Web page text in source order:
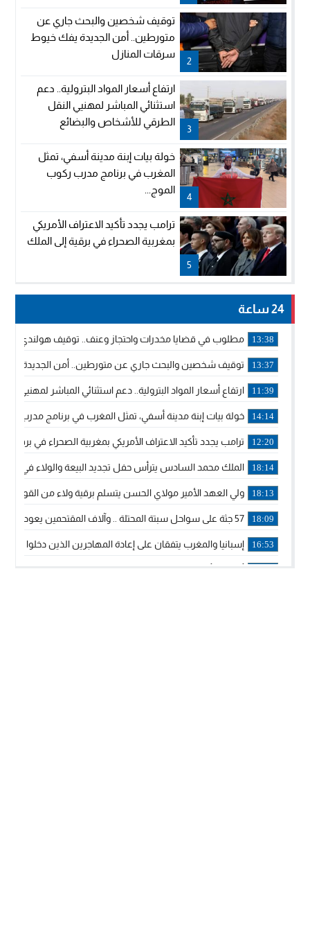
2
توقيف شخصين والبحث جاري عن
متورطين.. أمن الجديدة يفك خيوط
سرقات المنازل
3
ارتفاع أسعار المواد البترولية.. دعم
استثنائي المباشر لمهنيي النقل
الطرقي للأشخاص والبضائع
4
خولة بيات إبنة مدينة أسفي، تمثل
المغرب في برنامج مدرب ركوب
الموج...
5
ترامب يجدد تأكيد الاعتراف الأمريكي
بمغربية الصحراء في برقية إلى الملك
24 ساعة
13:38 مطلوب في قضايا مخدرات واحتجاز وعنف.. توقيف هولندي
13:37 توقيف شخصين والبحث جاري عن متورطين.. أمن الجديدة يفك
11:39 ارتفاع أسعار المواد البترولية.. دعم استثنائي المباشر لمهنيي
14:14 خولة بيات إبنة مدينة أسفي، تمثل المغرب في برنامج مدرب
12:20 ترامب يجدد تأكيد الاعتراف الأمريكي بمغربية الصحراء في برقية
18:14 الملك محمد السادس يترأس حفل تجديد البيعة والولاء في
18:13 ولي العهد الأمير مولاي الحسن يتسلم برقية ولاء من القوات
18:09 57 جثة على سواحل سبتة المحتلة .. وآلاف المقتحمين يعودون إلى المغرب
16:53 إسبانيا والمغرب يتفقان على إعادة المهاجرين الذين دخلوا سبتة